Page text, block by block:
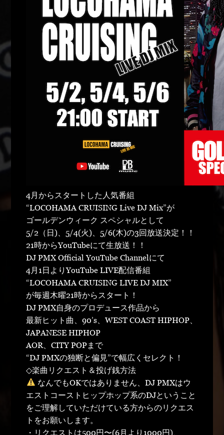
4月からスタートした人気番組
“LOCOHAMA CRUISING Live DJ Mix”が
ゴールデンウィーク スペシャルとして
5/2（日)、5/4(火)、5/6(木)の3回放送決定！！
21時からYouTubeにて生放送！！
DJ PMX Official YouTube Channelにて
4月1日よりYouTube LIVE配信番組
“LOCOHAMA CRUISING LIVE DJ MIX”
が毎週木曜21時からスタート！
DJ PMX自身のプロデュース作品から
最新ヒット曲、90’s、WEST COAST HIPHOP、
JAPANESE HIPHOP
AOR、CITY POPまで
“DJ PMXの独断と偏見”で幅広くセレクト！
◇楽曲リクエスト＆投げ銭方法
なんでもOKではありません、DJ PMXはウ
エストコーストヒップホップ系のDJということ
をご理解していただけている方からのリクエス
トをお願いします。
・リクエストは500円〜(6月より1000円)、